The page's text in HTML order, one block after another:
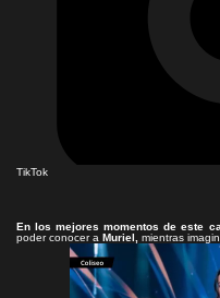
TikTok
En los mejores momentos de este
poder conocer a Muriel, mientras